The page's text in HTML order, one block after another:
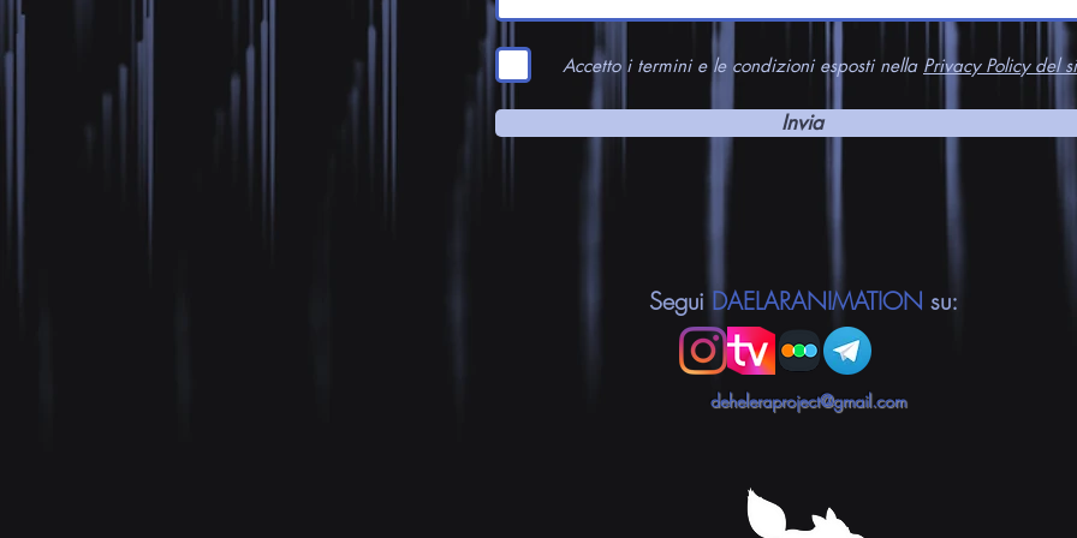
Accetto i termini e le condizioni esposti nella Privacy Policy del
Invia
Segui DAELARANIMATION su:
deheleraproject@gmail.com